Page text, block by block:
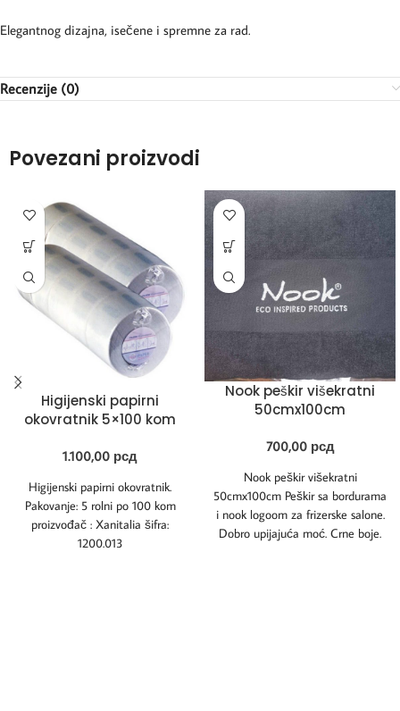
Elegantnog dizajna, isečene i spremne za rad.
Recenzije (0)
Povezani proizvodi
Higijenski papirni
okovratnik 5×100 kom
1.100,00 рсд
Higijenski papirni okovratnik.
Pakovanje: 5 rolni po 100 kom
proizvođač : Xanitalia šifra:
1200.013
Nook peškir višekratni
50cmx100cm
700,00 рсд
Nook peškir višekratni
50cmx100cm Peškir sa bordurama
i nook logoom za frizerske salone.
Dobro upijajuća moć. Crne boje.